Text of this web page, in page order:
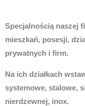
Specjalnością naszej
mieszkań, posesji,
prywatnych i firm.
Na ich działkach
systemowe, stalowe,
nierdzewnej, inox.